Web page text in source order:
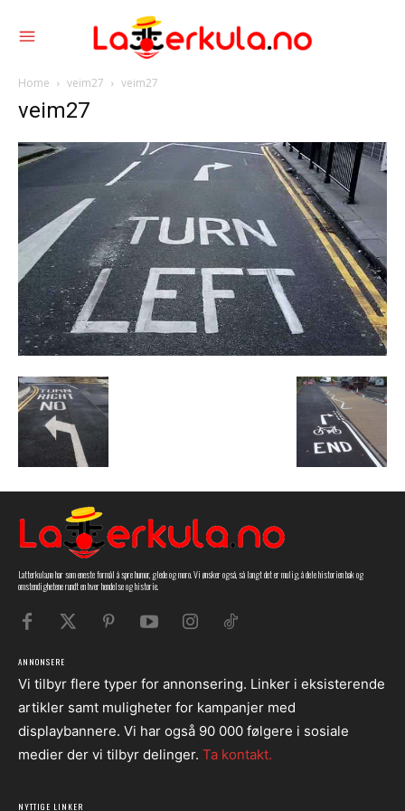
Home veim27 veim27
veim27
Latterkula.no har som eneste formål å spre humor, glede og moro. Vi ønsker også, så langt det er mulig, å dele historien bak og
omstendighetene rundt en hver hendelse og historie.
ANNONSERE
Vi tilbyr flere typer for annonsering. Linker i eksisterende
artikler samt muligheter for kampanjer med
displaybannere. Vi har også 90 000 følgere i sosiale
medier der vi tilbyr delinger. Ta kontakt.
NYTTIGE LINKER